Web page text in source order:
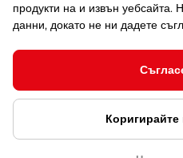
Рекламации и гаранция
Защита на лични данни Открийте
Настройки за бисквитки
продукти на и извън
данни, докато не ни дадете
Коригирайте